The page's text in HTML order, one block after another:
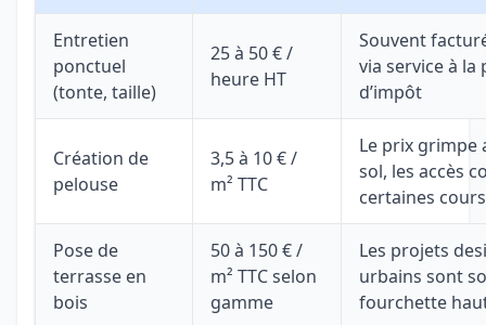
Entretien
ponctuel
(tonte, taille)
25 à 50 € /
heure HT
Souvent
via service à la
d’impôt
Création de
pelouse
3,5 à 10 € /
m² TTC
Le prix grimpe
sol, les accès
certaines
Pose de
terrasse en
bois
50 à 150 € /
m² TTC selon
gamme
Les projets
urbains sont
fourchette